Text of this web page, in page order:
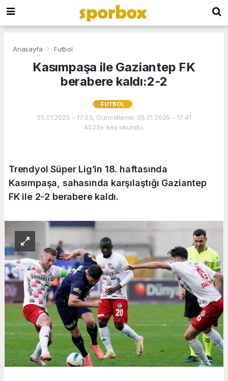
Anasayfa Futbol
Kasımpaşa ile Gaziantep FK
berabere kaldı:2-2
FUTBOL
05.01.2025 - 17:03, Güncelleme: 05.01.2025 - 17:41
4523+ kez okundu.
Trendyol Süper Lig’in 18. haftasında
Kasımpaşa, sahasında karşılaştığı Gaziantep
FK ile 2-2 berabere kaldı.